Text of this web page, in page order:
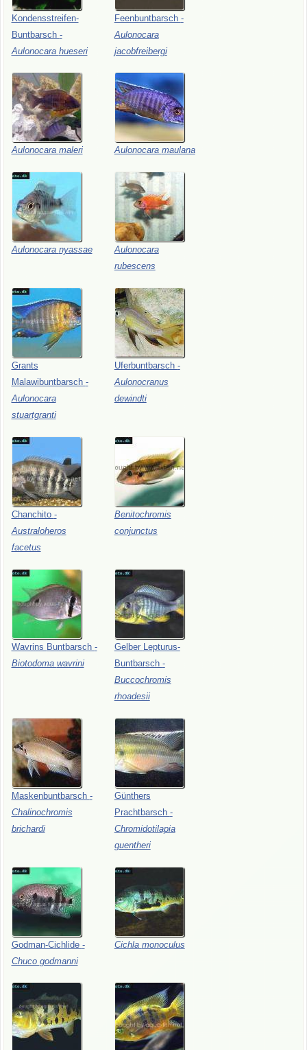
Kondensstreifen-
Buntbarsch -
Aulonocara hueseri
Feenbuntbarsch -
Aulonocara
jacobfreibergi
Aulonocara maleri Aulonocara maulana
Aulonocara nyassae
Aulonocara
rubescens
Grants
Malawibuntbarsch -
Aulonocara
stuartgranti
Uferbuntbarsch -
Aulonocranus
dewindti
Chanchito -
Australoheros
facetus
Benitochromis
conjunctus
Wavrins Buntbarsch -
Biotodoma wavrini
Gelber
Lepturus-
Buntbarsch -
Buccochromis
rhoadesii
Maskenbuntbarsch -
Chalinochromis
brichardi
Günthers
Prachtbarsch -
Chromidotilapia
guentheri
Godman-Cichlide -
Chuco godmanni
Cichla monoculus